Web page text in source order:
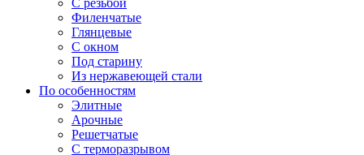
С резьбой
Филенчатые
Глянцевые
С окном
Под старину
Из нержавеющей стали
По особенностям
Элитные
Арочные
Решетчатые
С терморазрывом